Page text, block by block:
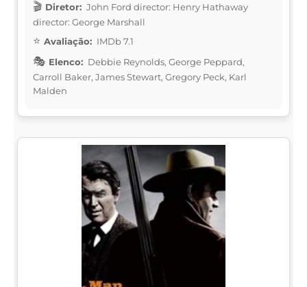
Diretor: John Ford director: Henry Hathaway
director: George Marshall
Avaliação: IMDb 7.1
Elenco: Debbie Reynolds, George Peppard,
Carroll Baker, James Stewart, Gregory Peck, Karl
Malden